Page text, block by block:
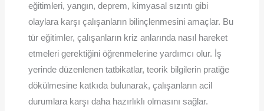
eğitimleri, yangın, deprem, kimyasal sızıntı gibi
olaylara karşı çalışanların bilinçlenmesini amaçlar. Bu
tür eğitimler, çalışanların kriz anlarında nasıl hareket
etmeleri gerektiğini öğrenmelerine yardımcı olur. İş
yerinde düzenlenen tatbikatlar, teorik bilgilerin pratiğe
dökülmesine katkıda bulunarak, çalışanların acil
durumlara karşı daha hazırlıklı olmasını sağlar.